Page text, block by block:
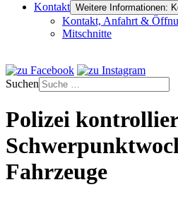
Kontakt Weitere Informationen:
Kontakt, Anfahrt &
Mitschnitte
Suchen
Polizei
Fahrzeuge